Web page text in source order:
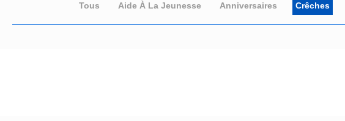
Tous Aide À La Jeunesse Anniversaires Crêches